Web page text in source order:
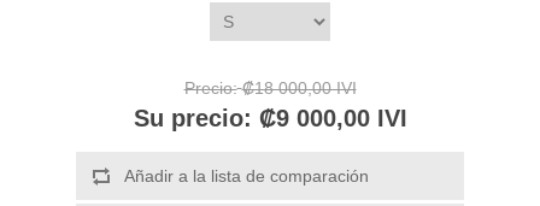
Precio: ₡18 000,00 IVI
Su precio: ₡9 000,00 IVI